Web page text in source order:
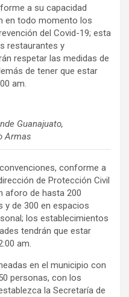
a su capacidad
en todo momento los
del Covid-19; esta
restaurantes y
respetar las medidas de
de tener que estar
am.
Guanajuato,
Armas
conforme a
de Protección Civil
aforo de hasta 200
y de 300 en espacios
los establecimientos
tendrán que estar
am.
en el municipio con
personas, con los
la Secretaría de